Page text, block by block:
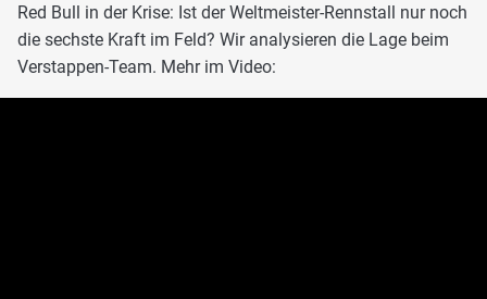
Red Bull in der Krise: Ist der Weltmeister-Rennstall nur noch
die sechste Kraft im Feld? Wir analysieren die Lage beim
Verstappen-Team. Mehr im Video: